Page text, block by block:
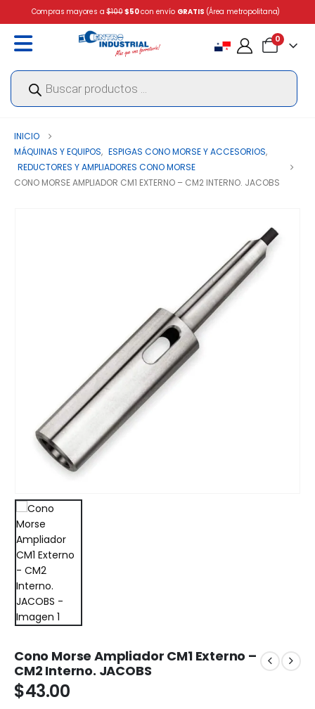
Compras mayores a$100 $50con envío GRATIS (Área metropolitana)
0
Búsqueda
productos
INICIO
MÁQUINAS Y EQUIPOS, ESPIGAS CONO MORSE Y ACCESORIOS,
REDUCTORES Y AMPLIADORES CONO MORSE
CONO MORSE AMPLIADOR CM1 EXTERNO – CM2 INTERNO. JACOBS
Cono Morse Ampliador CM1 Externo –
CM2 Interno. JACOBS
$43.00